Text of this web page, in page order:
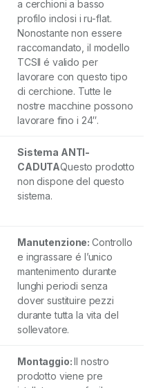
a cerchioni a basso
profilo inclosi i ru-flat.
Nonostante non essere
raccomandato, il modello
TCSII é valido per
lavorare con questo tipo
di cerchione. Tutte le
nostre macchine possono
lavorare fino i 24″.
Sistema ANTI-
CADUTAQuesto prodotto
non dispone del questo
sistema.
Manutenzione:Controllo
e ingrassare é l’unico
mantenimento durante
lunghi periodi senza
dover sustituire pezzi
durante tutta la vita del
sollevatore.
Montaggio:Il nostro
prodotto viene pre